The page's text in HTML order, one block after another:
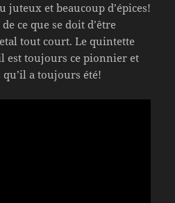
juteux et beaucoup d’épices!
ce que se doit d’être
tout court. Le quintette
est toujours ce pionnier et
a toujours été!